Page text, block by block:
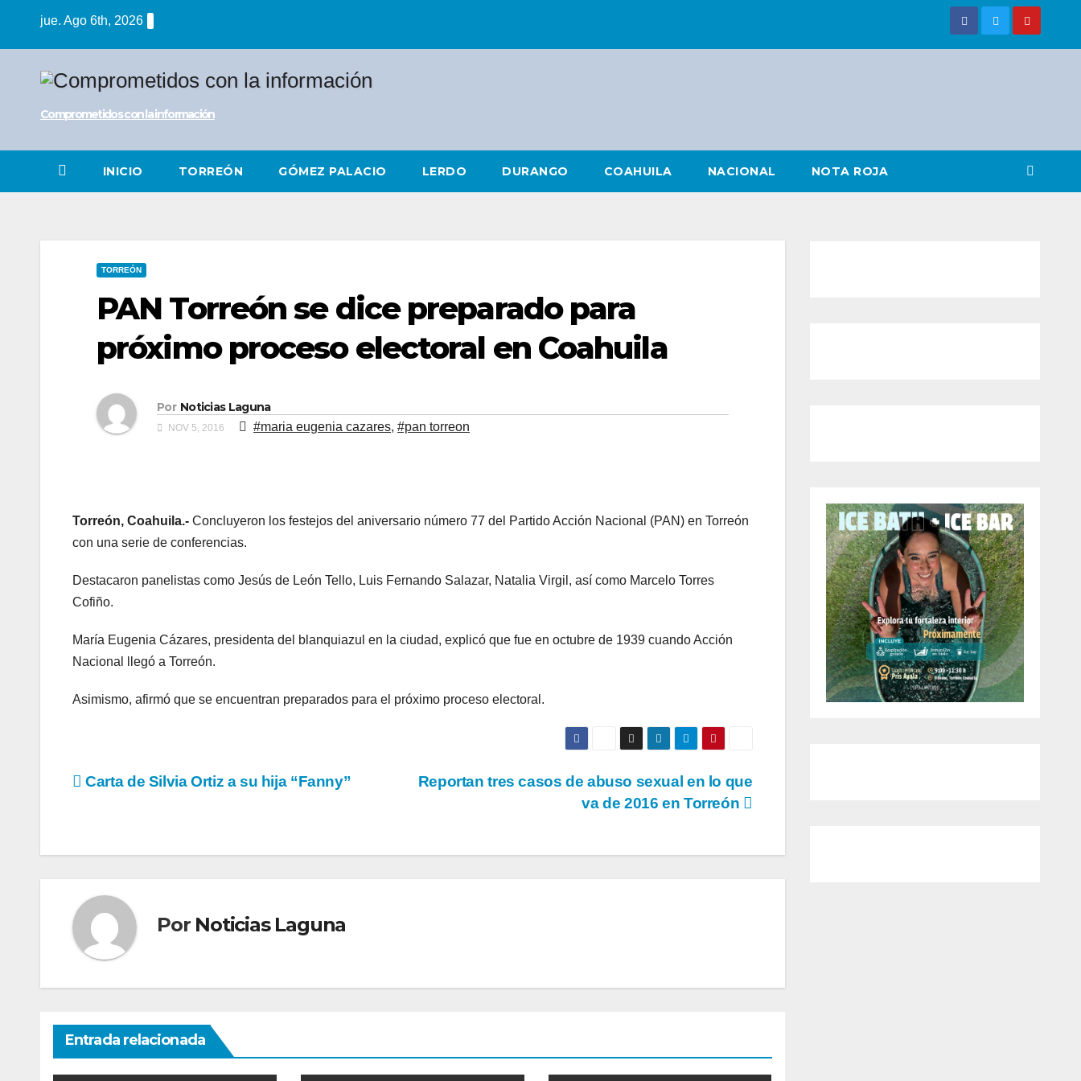
jue. Ago 6th, 2026
Comprometidos con la información
INICIO TORREÓN GÓMEZ PALACIO LERDO DURANGO COAHUILA NACIONAL NOTA ROJA
TORREÓN
PAN Torreón se dice preparado para
próximo proceso electoral en Coahuila
Por Noticias Laguna
NOV 5, 2016 #maria eugenia cazares, #pan torreon
Torreón, Coahuila.- Concluyeron los festejos del aniversario número 77 del Partido Acción Nacional (PAN) en Torreón
con una serie de conferencias.
Destacaron panelistas como Jesús de León Tello, Luis Fernando Salazar, Natalia Virgil, así como Marcelo Torres
Cofiño.
María Eugenia Cázares, presidenta del blanquiazul en la ciudad, explicó que fue en octubre de 1939 cuando Acción
Nacional llegó a Torreón.
Asimismo, afirmó que se encuentran preparados para el próximo proceso electoral.
Navegación
entradas
Reportan tres casos de abuso sexual en lo que
va de 2016 en Torreón
Carta de Silvia Ortiz a su hija “Fanny”
Por Noticias Laguna
Entrada relacionada